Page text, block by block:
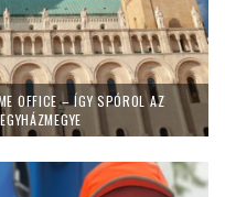
OFFICE – ÍGY SPÓROL AZ